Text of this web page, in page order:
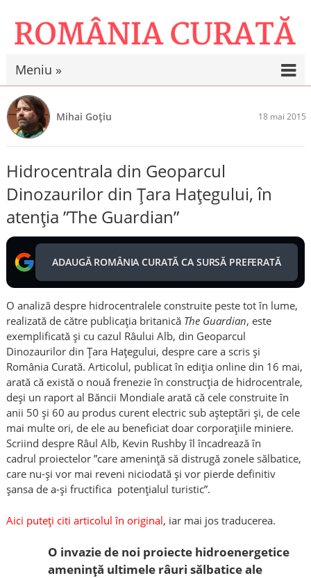
Meniu »
Mihai Goțiu 18 mai 2015
Hidrocentrala din Geoparcul
Dinozaurilor din Țara Hațegului, în
atenția ”The Guardian”
ADAUGĂ ROMÂNIA CURATĂ CA SURSĂ PREFERATĂ
O analiză despre hidrocentralele construite peste tot în lume,
realizată de către publicația britanică The Guardian, este
exemplificată și cu cazul Râului Alb, din Geoparcul
Dinozaurilor din Țara Hațegului, despre care a scris și
România Curată. Articolul, publicat în ediția online din 16 mai,
arată că există o nouă frenezie în construcția de hidrocentrale,
deși un raport al Băncii Mondiale arată că cele construite în
anii 50 și 60 au produs curent electric sub așteptări și, de cele
mai multe ori, de ele au beneficiat doar corporațiile miniere.
Scriind despre Râul Alb, Kevin Rushby îl încadrează în
cadrul proiectelor ”care ameninţă să distrugă zonele sălbatice,
care nu-şi vor mai reveni niciodată şi vor pierde definitiv
şansa de a-şi fructifica potenţialul turistic”.
Aici puteți citi articolul în original, iar mai jos traducerea.
O invazie de noi proiecte hidroenergetice
ameninţă ultimele râuri sălbatice ale